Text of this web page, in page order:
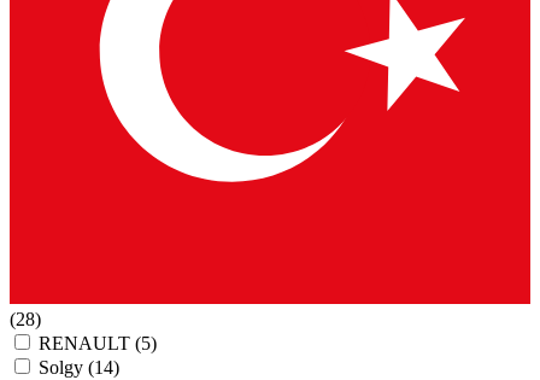
(28)
RENAULT (5)
Solgy (14)